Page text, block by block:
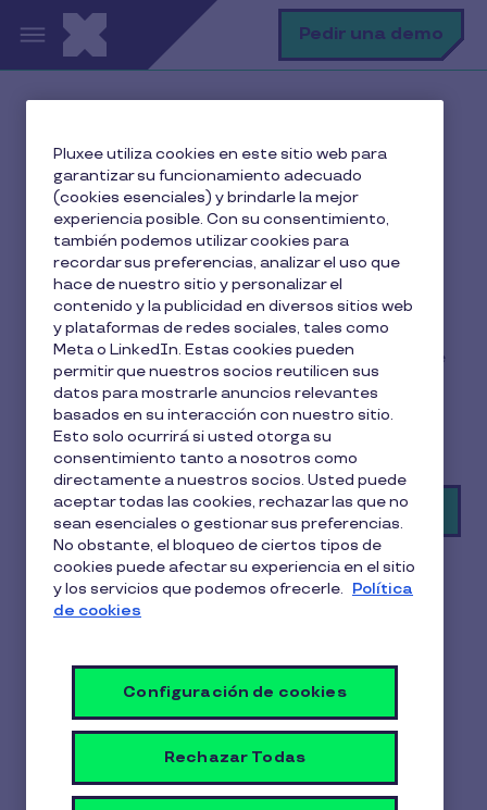
Pasar al contenido principal Pedir una demo
Modelo mixto: retribución
flexible + beneficio social
• Combina ambas modalidades y personaliza al
máximo tu plan de beneficios
• Elige qué beneficios o qué parte del beneficio se
disfrutará en cada modalidad
• Mejora la motivación y el engagement de tu
equipo optimizando tus recursos
Pedir una demo
Más de 9.000 empresas
utilizan Pluxee
Pluxee utiliza cookies en este sitio web para
garantizar su funcionamiento adecuado
(cookies esenciales) y brindarle la mejor
experiencia posible. Con su consentimiento,
también podemos utilizar cookies para
recordar sus preferencias, analizar el uso que
hace de nuestro sitio y personalizar el
contenido y la publicidad en diversos sitios web
y plataformas de redes sociales, tales como
Meta o LinkedIn. Estas cookies pueden
permitir que nuestros socios reutilicen sus
datos para mostrarle anuncios relevantes
basados en su interacción con nuestro sitio.
Esto solo ocurrirá si usted otorga su
consentimiento tanto a nosotros como
directamente a nuestros socios. Usted puede
aceptar todas las cookies, rechazar las que no
sean esenciales o gestionar sus preferencias.
No obstante, el bloqueo de ciertos tipos de
cookies puede afectar su experiencia en el sitio
y los servicios que podemos ofrecerle. Política
de cookies
Configuración de cookies
Rechazar Todas